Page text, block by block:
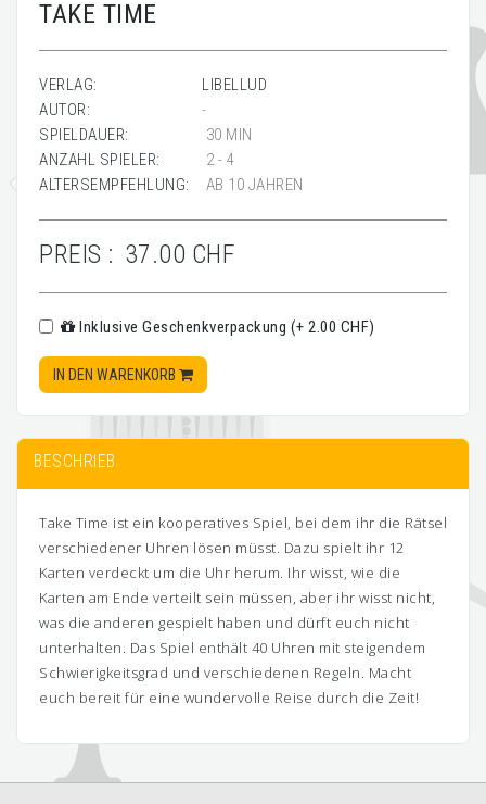
TAKE TIME
VERLAG:
LIBELLUD
AUTOR:
-
SPIELDAUER:
30 MIN
ANZAHL SPIELER:
2 - 4
ALTERSEMPFEHLUNG:
AB 10 JAHREN
PREIS : 37.00 CHF
Inklusive Geschenkverpackung (+ 2.00 CHF)
IN DEN WARENKORB
BESCHRIEB
Take Time ist ein kooperatives Spiel, bei dem ihr die Rätsel
verschiedener Uhren lösen müsst. Dazu spielt ihr 12
Karten verdeckt um die Uhr herum. Ihr wisst, wie die
Karten am Ende verteilt sein müssen, aber ihr wisst nicht,
was die anderen gespielt haben und dürft euch nicht
unterhalten. Das Spiel enthält 40 Uhren mit steigendem
Schwierigkeitsgrad und verschiedenen Regeln. Macht
euch bereit für eine wundervolle Reise durch die Zeit!